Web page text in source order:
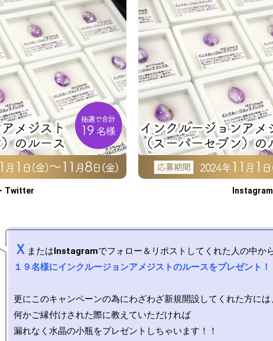
Twitter Instagram
Ｘ またはInstagram
１９名様にインクルージョンアメジストのルースをプレゼント！
更にこのキャンペーンの為にわざわざ新規開設してくれた方には
何かご縁付けされた際に教えていただければ
漏れなく水晶の小瓶をプレゼントしちゃいます！！